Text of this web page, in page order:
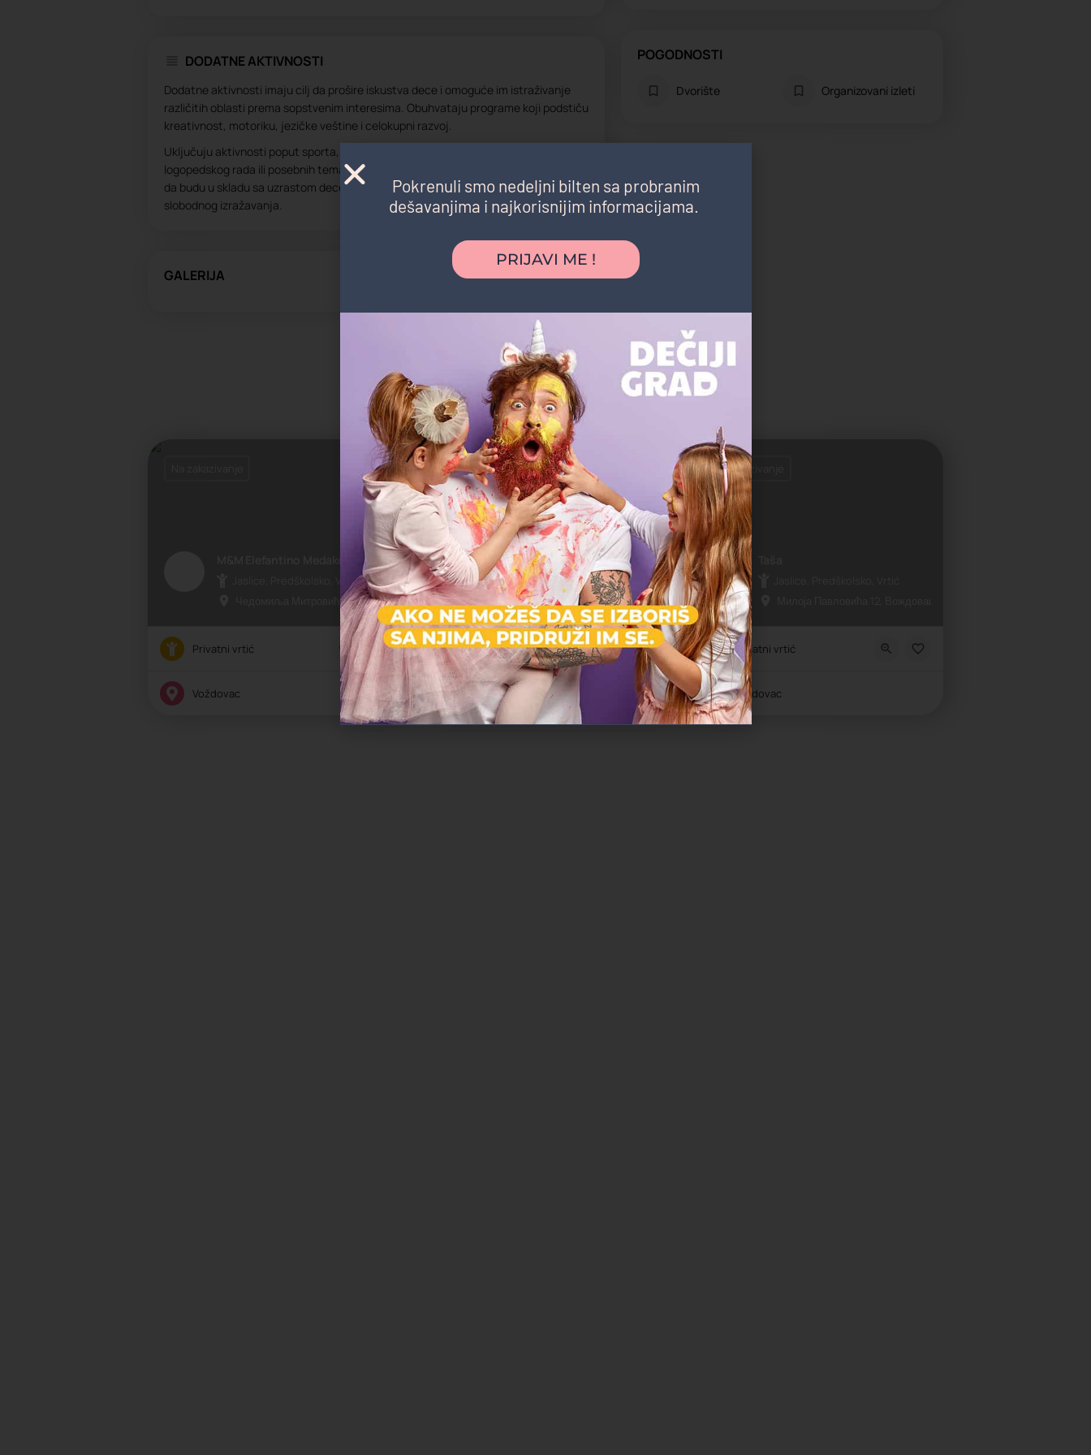
DODATNE AKTIVNOSTI
Dodatne aktivnosti imaju cilj da prošire iskustva dece i omoguće im istraživanje
različitih oblasti prema sopstvenim interesima. Obuhvataju programe koji podstiču
kreativnost, motoriku, jezičke veštine i celokupni razvoj.
Uključuju aktivnosti poput sporta, stranih jezika, kreativnih i muzičkih radionica,
logopedskog rada ili posebnih tematskih programa. Aktivnosti su osmišljene tako
da budu u skladu sa uzrastom dece i da obezbede ravnotežu između učenja, igre i
slobodnog izražavanja.
GALERIJA
POGODNOSTI
Dvorište Organizovani izleti
Možda vas zanima i sledeće:
Jaslice, Predškolsko, Vrtić
Чедомиља Митровића 22, Beograd, Srbija
Privatni vrtić
Voždovac
Zamak
Jaslice, Predškolsko, Vrtić
Vojvode Vlahovića 21n, Beograd, Srbija
Zatvoreno
Privatni vrtić
Voždovac
Na zakazivanje
Privatni vrtić
Voždovac
Pokrenuli smo nedeljni bilten sa probranim
dešavanjima i najkorisnijim informacijama.
PRIJAVI ME !